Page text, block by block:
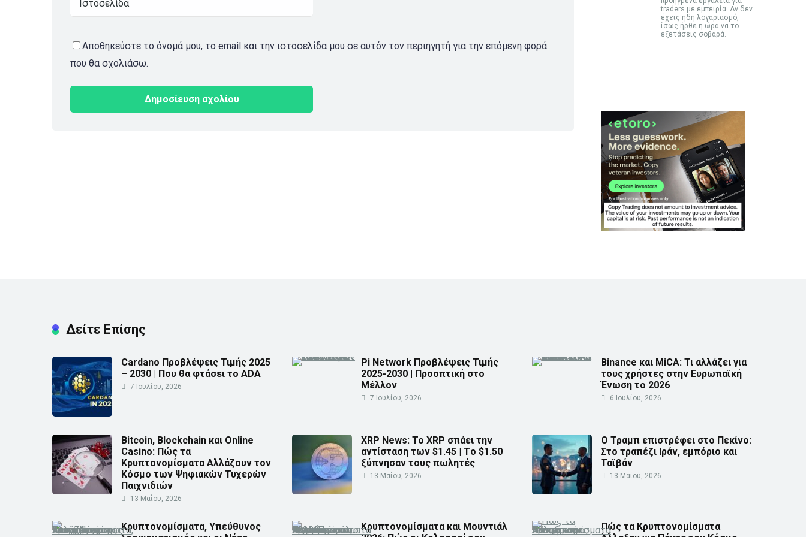
Αποθηκεύστε το όνομά μου, το email και την ιστοσελίδα μου σε αυτόν τον περιηγητή για την επόμενη φορά
που θα σχολιάσω.
traders με εμπειρία. Αν δεν
έχεις ήδη λογαριασμό,
ίσως ήρθε η ώρα να το
εξετάσεις σοβαρά.
Δείτε Επίσης
Cardano Προβλέψεις Τιμής 2025
– 2030 | Που θα φτάσει το ADA
7 Ιουλίου, 2026
Pi Network Προβλέψεις Τιμής
2025-2030 | Προοπτική στο
Μέλλον
7 Ιουλίου, 2026
Binance και MiCA: Τι αλλάζει για
τους χρήστες στην Ευρωπαϊκή
Ένωση το 2026
6 Ιουλίου, 2026
Bitcoin, Blockchain και Online
Casino: Πώς τα
Κρυπτονομίσματα Αλλάζουν τον
Κόσμο των Ψηφιακών Τυχερών
Παιχνιδιών
13 Μαΐου, 2026
XRP News: Το XRP σπάει την
αντίσταση των $1.45 | Τo $1.50
ξύπνησαν τους πωλητές
13 Μαΐου, 2026
Ο Τραμπ επιστρέφει στο Πεκίνο:
Στο τραπέζι Ιράν, εμπόριο και
Ταϊβάν
13 Μαΐου, 2026
Κρυπτονομίσματα, Υπεύθυνος
Κρυπτονομίσματα και Μουντιάλ
Πώς τα Κρυπτονομίσματα